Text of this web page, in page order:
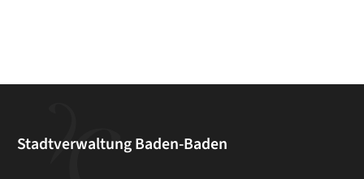
Stadtverwaltung Baden-Baden